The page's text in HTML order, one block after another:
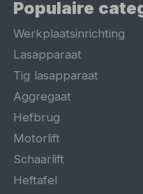
Populaire
Werkplaatsinrichting
Lasapparaat
Tig lasapparaat
Aggregaat
Hefbrug
Motorlift
Schaarlift
Heftafel